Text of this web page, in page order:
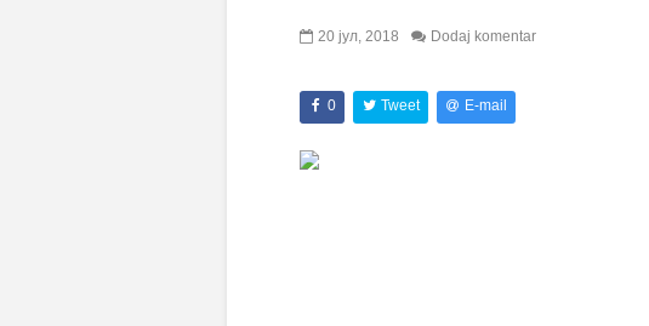
20 јул, 2018 Dodaj komentar
0 Tweet E-mail